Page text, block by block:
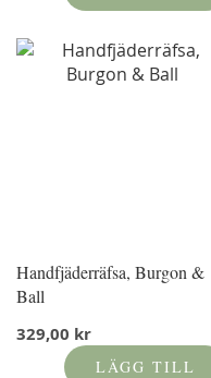
Handfjäderräfsa, Burgon &
Ball
329,00 kr
LÄGG TILL